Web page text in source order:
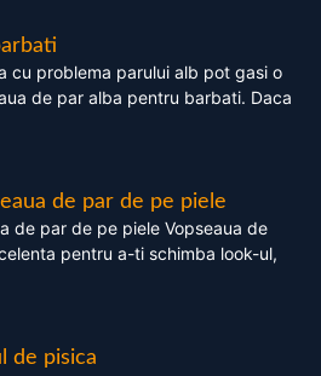
cu problema parului alb pot gasi o
de par alba pentru barbati. Daca
de par de pe piele
de par de pe piele Vopseaua de
pentru a-ti schimba look-ul,
de pisica